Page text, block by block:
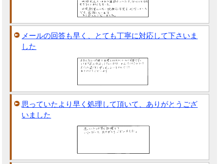
メールの回答も早く、とても丁寧に対応して下さいま
した
思っていたより早く処理して頂いて、ありがとうござ
いました